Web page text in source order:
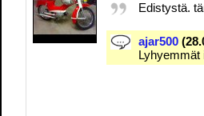
Edistystä.
ajar500
Lyhyemmät